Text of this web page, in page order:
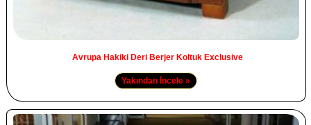
Avrupa Hakiki Deri Berjer Koltuk Exclusive
Yakından İncele »